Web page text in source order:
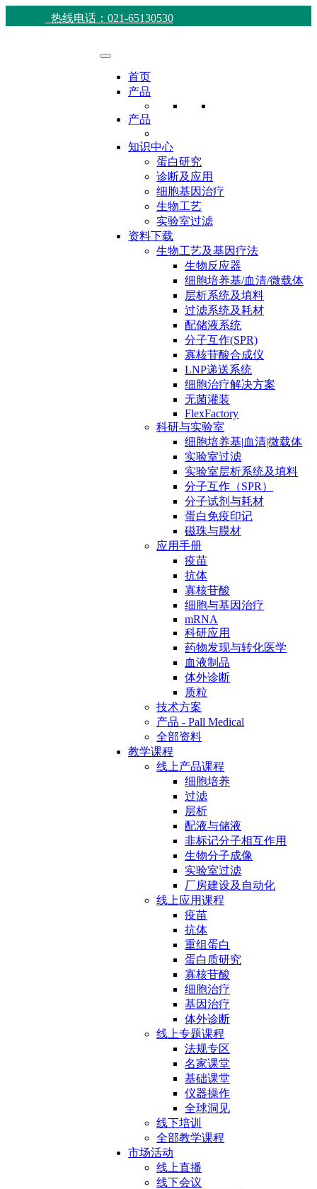
热线电话：021-65130530
首页
产品
产品
知识中心
蛋白研究
诊断及应用
细胞基因治疗
生物工艺
实验室过滤
资料下载
生物工艺及基因疗法
生物反应器
细胞培养基/血清/微载体
层析系统及填料
过滤系统及耗材
配储液系统
分子互作(SPR)
寡核苷酸合成仪
LNP递送系统
细胞治疗解决方案
无菌灌装
FlexFactory
科研与实验室
细胞培养基|血清|微载体
实验室过滤
实验室层析系统及填料
分子互作（SPR）
分子试剂与耗材
蛋白免疫印记
磁珠与膜材
应用手册
疫苗
抗体
寡核苷酸
细胞与基因治疗
mRNA
科研应用
药物发现与转化医学
血液制品
体外诊断
质粒
技术方案
产品 - Pall Medical
全部资料
教学课程
线上产品课程
细胞培养
过滤
层析
配液与储液
非标记分子相互作用
生物分子成像
实验室过滤
厂房建设及自动化
线上应用课程
疫苗
抗体
重组蛋白
蛋白质研究
寡核苷酸
细胞治疗
基因治疗
体外诊断
线上专题课程
法规专区
名家课堂
基础课堂
仪器操作
全球洞见
线下培训
全部教学课程
市场活动
线上直播
线下会议